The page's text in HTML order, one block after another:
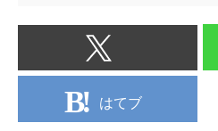
はてブ